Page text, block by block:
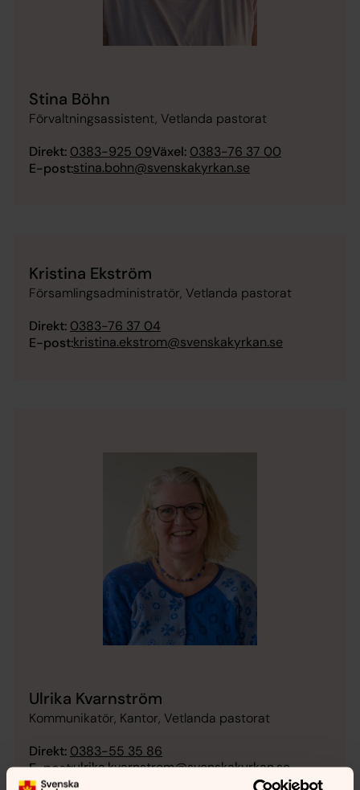
Stina Böhn
Förvaltningsassistent, Vetlanda pastorat
Direkt: 0383-925 09Växel: 0383-76 37 00
E-post:stina.bohn@svenskakyrkan.se
Kristina Ekström
Församlingsadministratör, Vetlanda pastorat
Direkt: 0383-76 37 04
E-post:kristina.ekstrom@svenskakyrkan.se
Ulrika Kvarnström
Kommunikatör, Kantor, Vetlanda pastorat
Direkt: 0383-55 35 86
E-post:ulrika.kvarnstrom@svenskakyrkan.se